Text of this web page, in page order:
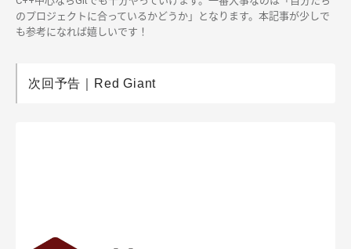
のプロジェクトに合っているかどうか」となります。本記事が少しで
も参考になれば嬉しいです！
次回予告｜Red Giant